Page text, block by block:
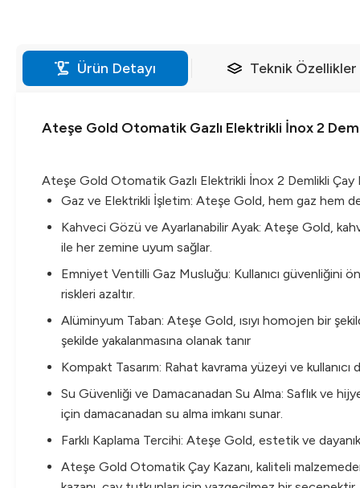
Ürün Detayı Teknik Özellikler
Ateşe Gold Otomatik Gazlı Elektrikli İnox 2
Ateşe Gold Otomatik Gazlı Elektrikli İnox 2 Demlikli Çay
Gaz ve Elektrikli İşletim: Ateşe Gold, hem gaz hem
Kahveci Gözü ve Ayarlanabilir Ayak: Ateşe Gold,
ile her zemine uyum sağlar.
Emniyet Ventilli Gaz Musluğu: Kullanıcı güvenliğini
riskleri azaltır.
Alüminyum Taban: Ateşe Gold, ısıyı homojen bir
şekilde yakalanmasına olanak tanır
Kompakt Tasarım: Rahat kavrama yüzeyi ve
Su Güvenliği ve Damacanadan Su Alma: Saflık ve
için damacanadan su alma imkanı sunar.
Farklı Kaplama Tercihi: Ateşe Gold, estetik ve
Ateşe Gold Otomatik Çay Kazanı, kaliteli